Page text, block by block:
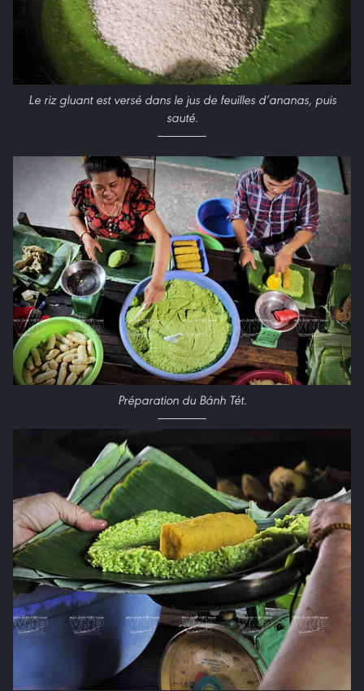
Le riz gluant est versé dans le jus de feuilles d’ananas, puis
sauté.
Préparation du Bánh Tét.